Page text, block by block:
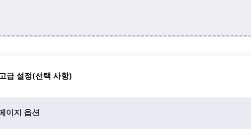
급 설정(선택 사항)
이지 옵션